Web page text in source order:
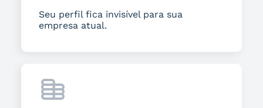
Seu perfil fica invisível para sua
empresa atual.